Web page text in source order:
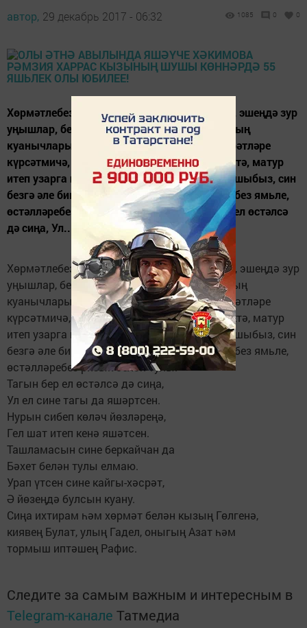
автор, 29 декабрь 2017 - 06:32 1085 0 0
Хөрмәтлебез! Сиңа озын гомер, сәламәтлек, эшеңдә зур
уңышлар, без, балаларыңның, оныкларыңның
куанычларын, игелекләрен күреп, бала хәсрәтләре
күрсәтмичә, Ходай биргән гомерне тигезлектә, матур
итеп узарга насыйп булсын. Син безнең кояшыбыз, син
безгә әле бик кирәк, син булганда безнең өебез ямьле,
өстәлләребез ризык белән тулы. Тагын бер ел өстәлсә
дә сиңа, Ул...
Хөрмәтлебез! Сиңа озын гомер, сәламәтлек, эшеңдә зур
уңышлар, без, балаларыңның, оныкларыңның
куанычларын, игелекләрен күреп, бала хәсрәтләре
күрсәтмичә, Ходай биргән гомерне тигезлектә, матур
итеп узарга насыйп булсын. Син безнең кояшыбыз, син
безгә әле бик кирәк, син булганда безнең өебез ямьле,
өстәлләребез ризык белән тулы.
Тагын бер ел өстәлсә дә сиңа,
Ул ел сине тагы да яшәртсен.
Нурын сибеп көләч йөзләреңә,
Гел шат итеп кенә яшәтсен.
Ташламасын сине беркайчан да
Бәхет белән тулы елмаю.
Урап үтсен сине кайгы-хәсрәт,
Ә йөзеңдә булсын куану.
Сиңа ихтирам һәм хөрмәт белән кызың Гөлгенә,
киявең Булат, улың Гадел, оныгың Азат һәм
тормыш иптәшең Рафис.
Следите за самым важным и интересным в
Telegram-канале Татмедиа